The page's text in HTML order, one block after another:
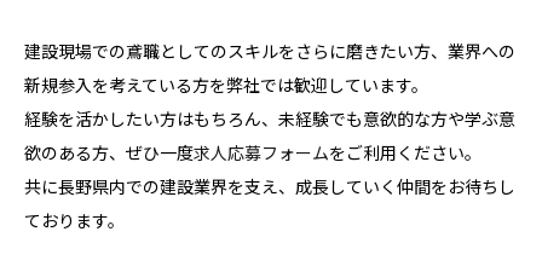
建設現場での鳶職としてのスキルをさらに磨きたい方、業界への
新規参入を考えている方を弊社では歓迎しています。
経験を活かしたい方はもちろん、未経験でも意欲的な方や学ぶ意
欲のある方、ぜひ一度求人応募フォームをご利用ください。
共に長野県内での建設業界を支え、成長していく仲間をお待ちし
ております。